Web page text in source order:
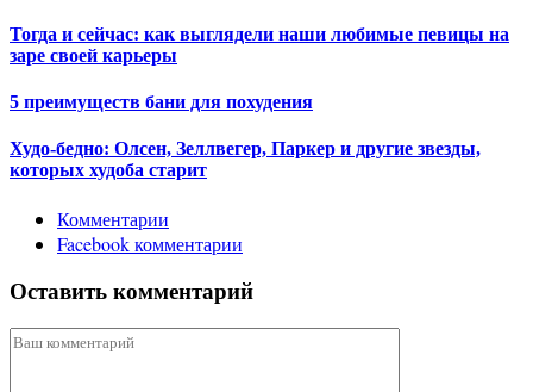
Тогда и сейчас: как выглядели наши любимые певицы на
заре своей карьеры
5 преимуществ бани для похудения
Худо-бедно: Олсен, Зеллвегер, Паркер и другие звезды,
которых худоба старит
Комментарии
Facebook комментарии
Оставить комментарий